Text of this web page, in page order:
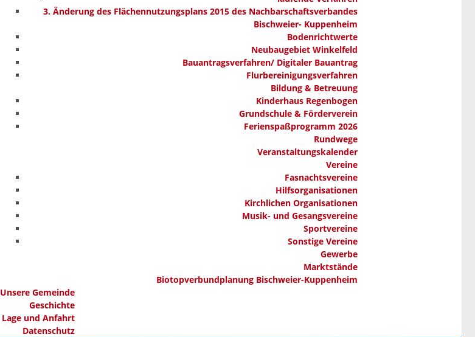
3. Änderung des Flächennutzungsplans 2015 des Nachbarschaftsverbandes
Bischweier- Kuppenheim
Bodenrichtwerte
Neubaugebiet Winkelfeld
Bauantragsverfahren/ Digitaler Bauantrag
Flurbereinigungsverfahren
Bildung & Betreuung
Kinderhaus Regenbogen
Grundschule & Förderverein
Ferienspaßprogramm 2026
Rundwege
Veranstaltungskalender
Vereine
Fasnachtsvereine
Hilfsorganisationen
Kirchlichen Organisationen
Musik- und Gesangsvereine
Sportvereine
Sonstige Vereine
Gewerbe
Marktstände
Biotopverbundplanung Bischweier-Kuppenheim
Unsere Gemeinde
Geschichte
Lage und Anfahrt
Datenschutz